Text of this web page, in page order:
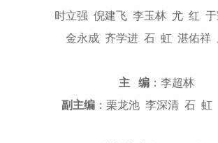
时立强 倪建飞 李玉林 尤 红 于
金永成 齐学进 石 虹 湛佑祥
主 编 ：李超林
副主编 ：栗龙池 李深清 石 虹